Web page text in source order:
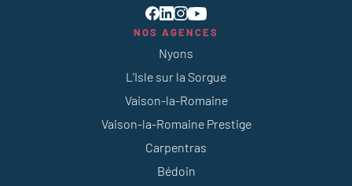
NOS AGENCES
Nyons
L’Isle sur la Sorgue
Vaison-la-Romaine
Vaison-la-Romaine Prestige
Carpentras
Bédoin